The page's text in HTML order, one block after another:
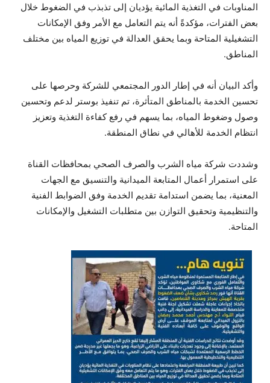
المناوبات في التغذية المائية يؤديان إلى تذبذب في الضغوط خلال
بعض الفترات، مؤكدةً أنه يتم التعامل مع الأمر وفق الإمكانات
التشغيلية المتاحة وبما يحقق العدالة في توزيع المياه بين مختلف
المناطق.
وأكد البيان أنه في إطار الدور المجتمعي للشركة وحرصها على
تحسين الخدمة بالمناطق المتأثرة، تم تنفيذ بوستر لدعم وتحسين
وصول وضغوط المياه، بما يسهم في رفع كفاءة التغذية وتعزيز
انتظام الخدمة للأهالي في نطاق المنطقة.
وشددت شركة مياه الشرب والصرف الصحي بمحافظات القناة
على استمرار أعمال المتابعة الميدانية والتنسيق مع الجهات
المعنية، بما يضمن استدامة تقديم الخدمة وفق الضوابط الفنية
والتنظيمية وتحقيق التوازن بين متطلبات التشغيل والإمكانات
المتاحة.